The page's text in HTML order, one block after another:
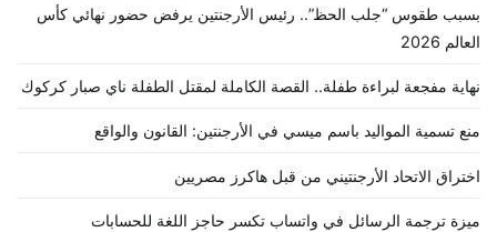
بسبب طقوس “جلب الحظ”.. رئيس الأرجنتين يرفض حضور نهائي كأس
العالم 2026
نهاية مفجعة لبراءة طفلة.. القصة الكاملة لمقتل الطفلة ناي صبار كركوك
منع تسمية المواليد باسم ميسي في الأرجنتين: القانون والواقع
اختراق الاتحاد الأرجنتيني من قبل هاكرز مصريين
ميزة ترجمة الرسائل في واتساب تكسر حاجز اللغة للحسابات